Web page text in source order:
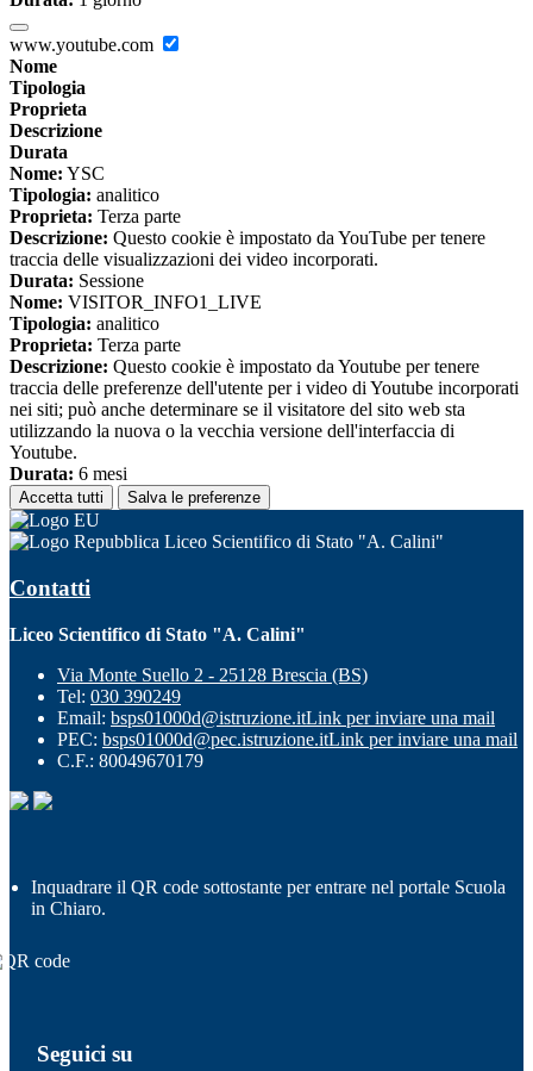
www.youtube.com
Nome
Tipologia
Proprieta
Descrizione
Durata
Nome: YSC
Tipologia: analitico
Proprieta: Terza parte
Descrizione: Questo cookie è impostato da YouTube per tenere
traccia delle visualizzazioni dei video incorporati.
Durata: Sessione
Nome: VISITOR_INFO1_LIVE
Tipologia: analitico
Proprieta: Terza parte
Descrizione: Questo cookie è impostato da Youtube per tenere
traccia delle preferenze dell'utente per i video di Youtube incorporati
nei siti; può anche determinare se il visitatore del sito web sta
utilizzando la nuova o la vecchia versione dell'interfaccia di
Youtube.
Durata: 6 mesi
Accetta tutti Salva le preferenze
Liceo Scientifico di Stato "A. Calini"
Contatti
Liceo Scientifico di Stato "A. Calini"
Via Monte Suello 2 - 25128 Brescia (BS)
Tel: 030 390249
Email: bsps01000d@istruzione.itLink per inviare una mail
PEC: bsps01000d@pec.istruzione.itLink per inviare una mail
C.F.: 80049670179
Inquadrare il QR code sottostante per entrare nel portale Scuola
in Chiaro.
Seguici su